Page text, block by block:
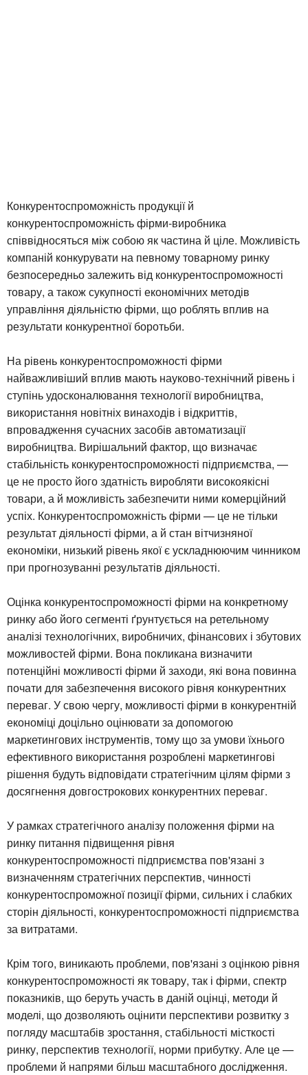
Конкурентоспроможність продукції й
конкурентоспроможність фірми-виробника
співвідносяться між собою як частина й ціле. Можливість
компаній конкурувати на певному товарному ринку
безпосередньо залежить від конкурентоспроможності
товару, а також сукупності економічних методів
управління діяльністю фірми, що роблять вплив на
результати конкурентної боротьби.
На рівень конкурентоспроможності фірми
найважливіший вплив мають науково-технічний рівень і
ступінь удосконалювання технології виробництва,
використання новітніх винаходів і відкриттів,
впровадження сучасних засобів автоматизації
виробництва. Вирішальний фактор, що визначає
стабільність конкурентоспроможності підприємства, —
це не просто його здатність виробляти високоякісні
товари, а й можливість забезпечити ними комерційний
успіх. Конкурентоспроможність фірми — це не тільки
результат діяльності фірми, а й стан вітчизняної
економіки, низький рівень якої є ускладнюючим чинником
при прогнозуванні результатів діяльності.
Оцінка конкурентоспроможності фірми на конкретному
ринку або його сегменті ґрунтується на ретельному
аналізі технологічних, виробничих, фінансових і збутових
можливостей фірми. Вона покликана визначити
потенційні можливості фірми й заходи, які вона повинна
почати для забезпечення високого рівня конкурентних
переваг. У свою чергу, можливості фірми в конкурентній
економіці доцільно оцінювати за допомогою
маркетингових інструментів, тому що за умови їхнього
ефективного використання розроблені маркетингові
рішення будуть відповідати стратегічним цілям фірми з
досягнення довгострокових конкурентних переваг.
У рамках стратегічного аналізу положення фірми на
ринку питання підвищення рівня
конкурентоспроможності підприємства пов'язані з
визначенням стратегічних перспектив, чинності
конкурентоспроможної позиції фірми, сильних і слабких
сторін діяльності, конкурентоспроможності підприємства
за витратами.
Крім того, виникають проблеми, пов'язані з оцінкою рівня
конкурентоспроможності як товару, так і фірми, спектр
показників, що беруть участь в даній оцінці, методи й
моделі, що дозволяють оцінити перспективи розвитку з
погляду масштабів зростання, стабільності місткості
ринку, перспектив технології, норми прибутку. Але це —
проблеми й напрями більш масштабного дослідження.